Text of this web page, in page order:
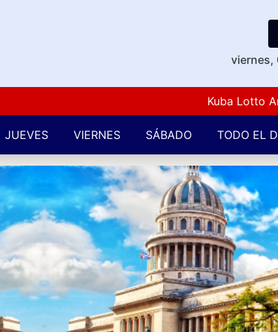
viernes,
Kuba Lotto Are
JUEVES VIERNES SÁBADO TODO EL